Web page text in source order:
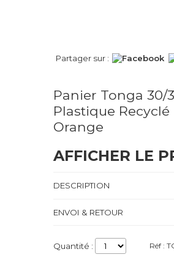
Partager sur :
Panier Tonga 30/
Plastique Recyclé
Orange
AFFICHER LE
DESCRIPTION
ENVOI & RETOUR
Quantité : Réf :